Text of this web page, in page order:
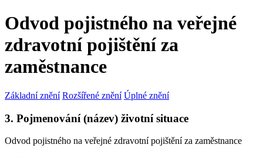
Odvod pojistného na veřejné
zdravotní pojištění za
zaměstnance
Základní znění Rozšířené znění Úplné znění
3. Pojmenování (název) životní situace
Odvod pojistného na veřejné zdravotní pojištění za zaměstnance